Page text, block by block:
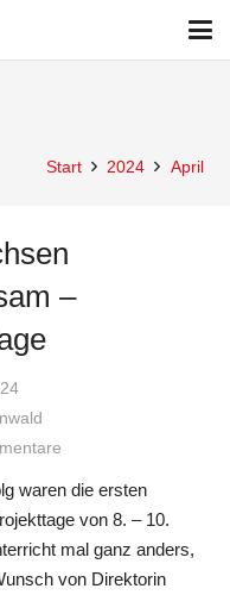
Start 2024 April
–
waren die ersten
von 8. – 10.
mal ganz anders,
von Direktorin